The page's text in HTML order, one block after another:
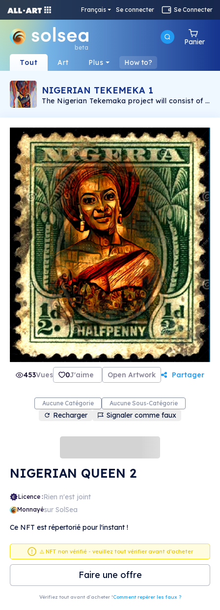
Français Se connecter Se Connecter
beta
Panier
Tout Art Plus How to?
NIGERIAN TEKEMEKA 1
The Nigerian Tekemaka project will consist of 5
different aspect of Nigerian life. Each collection
photography with old Nigerian stamps. My
motivation for this project is to bring
awareness and resources to assist a family in
Nigeria who are struggling with the day to day
issues of food, water, electricity, medicine,
schooling and housing. They are one family out
of millions that need help. I am not able to help
an entire country but IT is within my power to
help this one family. For those that purchase
my NFTs, I will provide a monthly update
through an online newsletter as to how this
family of 6 are faring. There are 3 adults and 3
children in the family. I am in contact with this
family on a daily basis.
453Vues 0J'aime Open Artwork Partager
Aucune Catégorie Aucune Sous-Catégorie
Recharger Signaler comme faux
NIGERIAN QUEEN 2
Licence :Rien n'est joint
Monnayésur SolSea
Ce NFT est répertorié pour l'instant !
⚠️ NFT non vérifié - veuillez tout vérifier avant d'acheter
Faire une offre
Vérifiez tout avant d'acheter !Comment repérer les faux ?